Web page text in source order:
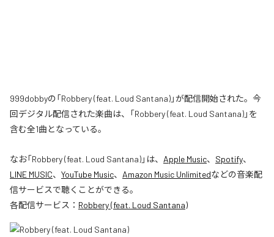
999dobbyの「Robbery (feat. Loud Santana)」が配信開始された。今
回デジタル配信された楽曲は、「Robbery (feat. Loud Santana)」を
含む全1曲となっている。
なお「Robbery (feat. Loud Santana)」は、 Apple Music、 Spotify、
LINE MUSIC、 YouTube Music、 Amazon Music Unlimitedなどの音楽配
信サービスで聴くことができる。
各配信サービス： Robbery (feat. Loud Santana)